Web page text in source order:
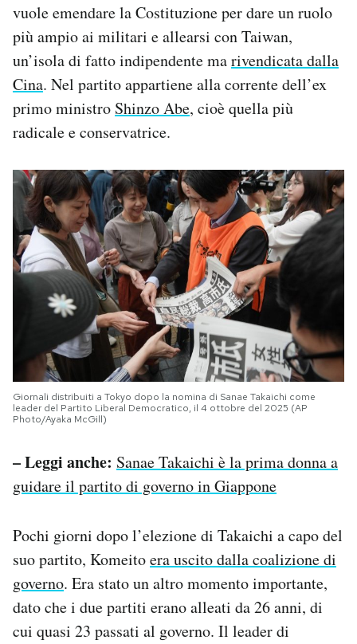
vuole emendare la Costituzione per dare un ruolo
più ampio ai militari e allearsi con Taiwan,
un’isola di fatto indipendente marivendicata dalla
Cina. Nel partito appartiene alla corrente dell’ex
primo ministro Shinzo Abe, cioè quella più
radicale e conservatrice.
Giornali distribuiti a Tokyo dopo la nomina di Sanae Takaichi come
leader del Partito Liberal Democratico, il 4 ottobre del 2025 (AP
Photo/Ayaka McGill)
– Leggi anche: Sanae Takaichi è la prima donna a
guidare il partito di governo in Giappone
Pochi giorni dopo l’elezione di Takaichi a capo del
suo partito, Komeitoera uscito dalla coalizione di
governo. Era stato un altro momento importante,
dato che i due partiti erano alleati da 26 anni, di
cui quasi 23 passati al governo. Il leader di